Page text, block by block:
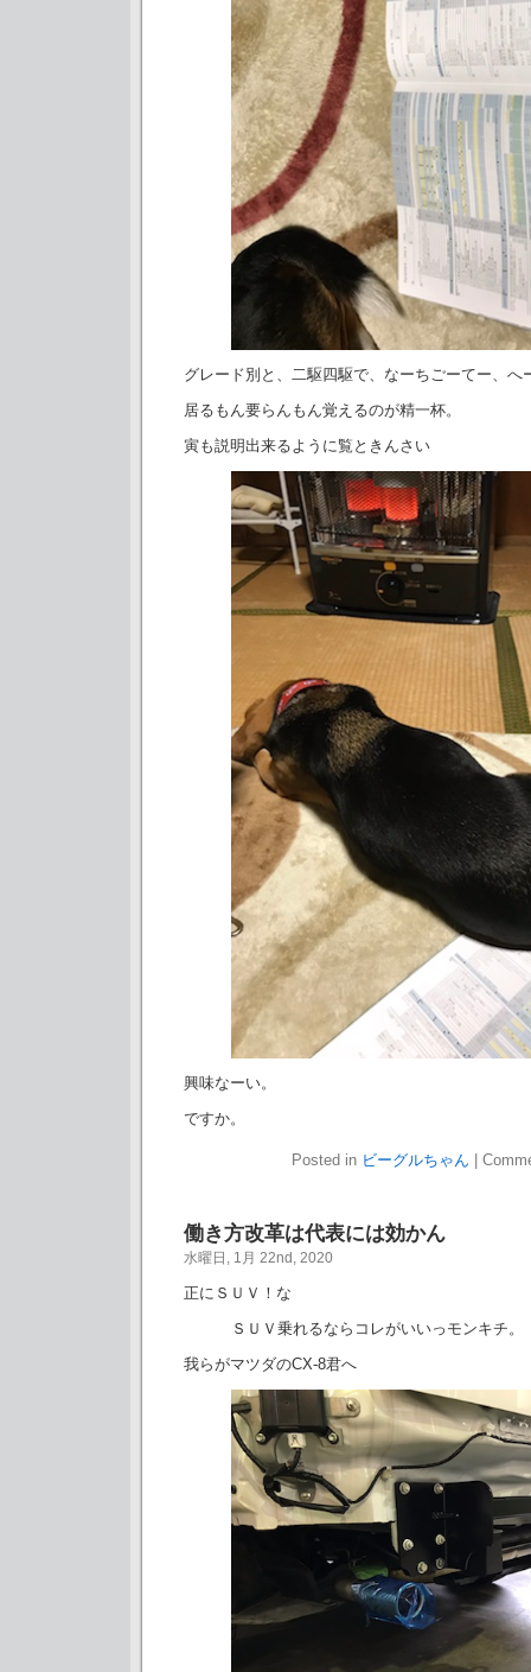
グレード別と、二駆四駆で、なーちごーてー、へ
居るもん要らんもん覚えるのが精一杯。
寅も説明出来るように覧ときんさい
興味なーい。
ですか。
Posted in ビーグルちゃん
働き方改革は代表には効かん
水曜日, 1月 22nd, 2020
正にＳＵＶ！な
ＳＵＶ乗れるならコレがいいっモンキチ。
我らがマツダのCX-8君へ